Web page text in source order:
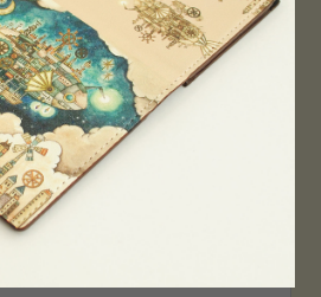
2022.12.05
空想街雑貨店《吉祥寺本店》４月２
５日OPEN!
2022.03.29